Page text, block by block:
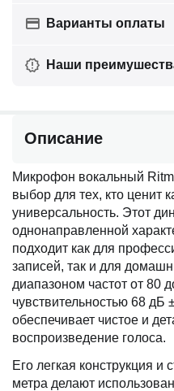
Варианты оплаты
Наши
Описание
Микрофон вокальный
выбор для тех, кто ценит
универсальность. Этот
однонаправленной
подходит как для
записей, так и для
диапазоном частот от 80
чувствительностью 68 дБ
обеспечивает чистое и
воспроизведение голоса.
Его легкая конструкция
метра делают